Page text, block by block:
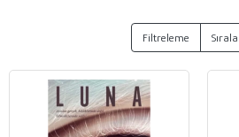
Filtreleme